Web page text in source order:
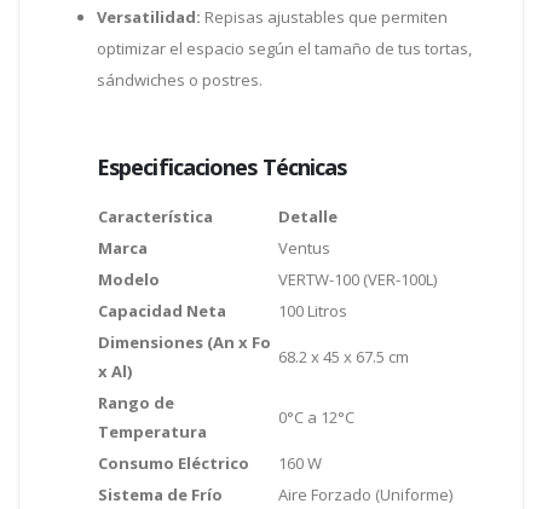
Versatilidad: Repisas ajustables que permiten
optimizar el espacio según el tamaño de tus tortas,
sándwiches o postres.
Especificaciones Técnicas
Característica
Detalle
Marca
Ventus
Modelo
VERTW-100 (VER-100L)
Capacidad Neta
100 Litros
Dimensiones (An x Fo
x Al)
68.2 x 45 x 67.5 cm
Rango de
Temperatura
0°C a 12°C
Consumo Eléctrico
160 W
Sistema de Frío
Aire Forzado (Uniforme)